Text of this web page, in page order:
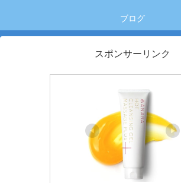
ブログ
スポンサーリンク